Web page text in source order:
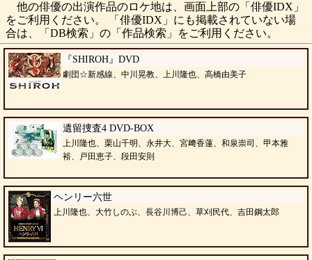
他の俳優の出演作品のロケ地は、画面上部の「俳優IDX」
をご利用ください。 「俳優IDX」にも掲載されていない場
合は、「DB検索」の「作品検索」をご利用ください。
『SHIROH』DVD
劇団☆新感線、中川晃教、上川隆也、高橋由美子
遺留捜査4 DVD-BOX
上川隆也、栗山千明、永井大、宮﨑香蓮、和泉崇司、甲本雅
裕、戸田恵子、段田安則
ヘンリー六世
上川隆也、大竹しのぶ、長谷川博己、草刈民代、吉田鋼太郎